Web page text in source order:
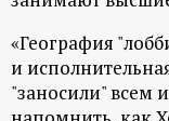
«География
и
"заносили" всем